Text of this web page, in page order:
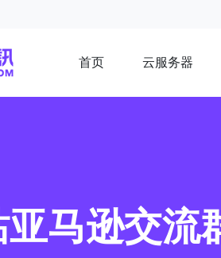
首页 云服务器
亚马逊交流